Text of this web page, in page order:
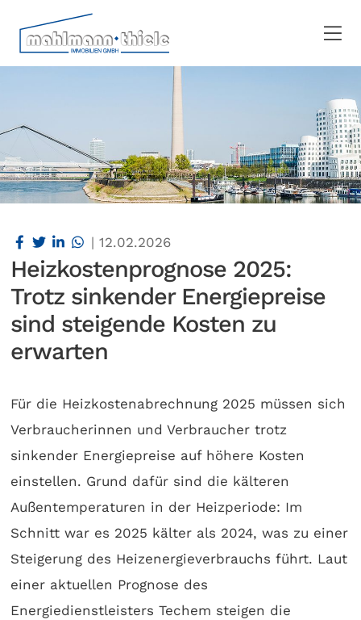
|12.02.2026
Heizkostenprognose 2025:
Trotz sinkender Energiepreise
sind steigende Kosten zu
erwarten
Für die Heizkostenabrechnung 2025 müssen sich
Verbraucherinnen und Verbraucher trotz
sinkender Energiepreise auf höhere Kosten
einstellen. Grund dafür sind die kälteren
Außentemperaturen in der Heizperiode: Im
Schnitt war es 2025 kälter als 2024, was zu einer
Steigerung des Heizenergieverbrauchs führt. Laut
einer aktuellen Prognose des
Energiedienstleisters Techem steigen die